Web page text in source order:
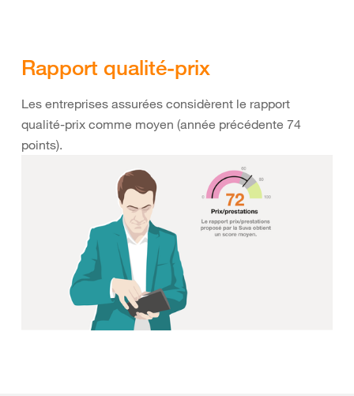
Rapport qualité-prix
Les entreprises assurées considèrent le rapport
qualité-prix comme moyen (année précédente 74
points).